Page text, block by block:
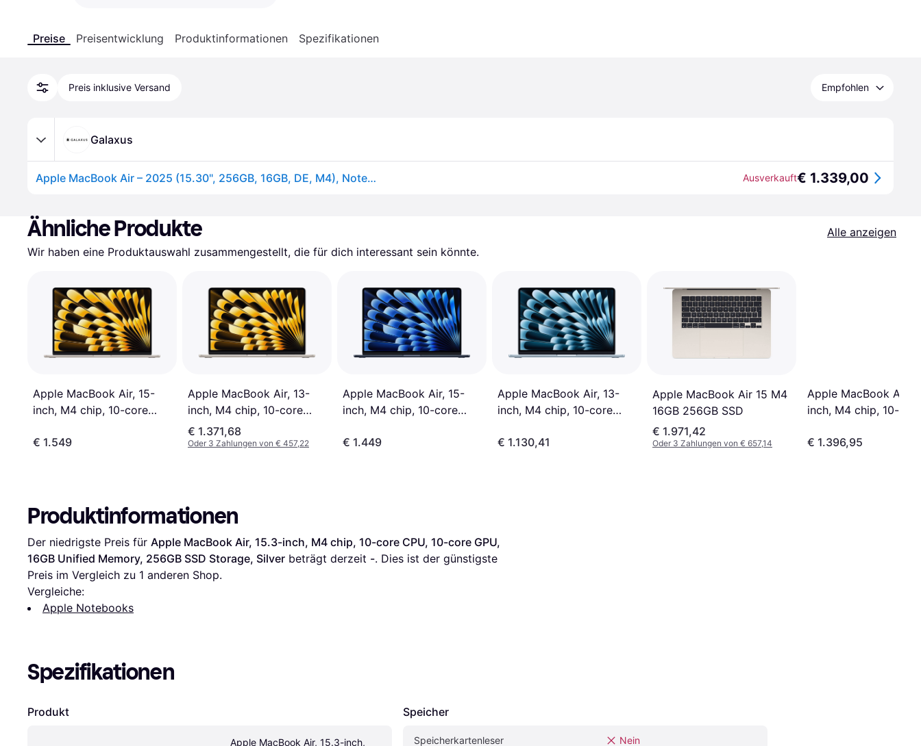
Preise Preisentwicklung Produktinformationen Spezifikationen
Preis inklusive Versand Empfohlen
Galaxus
Apple MacBook Air – 2025 (15.30", 256GB, 16GB, DE, M4), Notebook, Silber Ausverkauft€ 1.339,00
Ähnliche Produkte
Alle anzeigen
Wir haben eine Produktauswahl zusammengestellt, die für dich interessant sein könnte.
Apple MacBook Air, 15-
inch, M4 chip, 10-core
Unified Memory, 512GB
€ 1.549
Apple MacBook Air, 13-
inch, M4 chip, 10-core
CPU, 8-core GPU, 16GB
Unified Memory, 256GB
€ 1.371,68
Oder 3 Zahlungen von € 457,22
Apple MacBook Air, 15-
inch, M4 chip, 10-core
Unified Memory, 512GB
€ 1.449
Apple MacBook Air, 13-
inch, M4 chip, 10-core
Unified Memory, 256GB
€ 1.130,41
Apple MacBook Air 15 M4
16GB 256GB SSD
€ 1.971,42
Oder 3 Zahlungen von € 657,14
Apple MacBook Air,
inch, M4 chip, 10-
Unified Memory,
€ 1.396,95
Produktinformationen
Der niedrigste Preis für Apple MacBook Air, 15.3-inch, M4 chip, 10-core CPU, 10-core GPU,
16GB Unified Memory, 256GB SSD Storage, Silver beträgt derzeit -. Dies ist der günstigste
Preis im Vergleich zu 1 anderen Shop.
Vergleiche:
Apple Notebooks
Spezifikationen
Produkt
Apple MacBook Air, 15.3-inch,
Speicher
Speicherkartenleser Nein